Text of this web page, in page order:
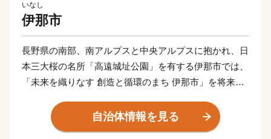
いなし
伊那市
長野県の南部、南アルプスと中央アルプスに抱かれ、日
本三大桜の名所「高遠城址公園」を有する伊那市では、
「未来を織りなす 創造と循環のまち 伊那市」を将来像
取り組んでいます。
遠く故郷を離れてお住まいの皆さん、当市の自然や歴
自治体情報を見る